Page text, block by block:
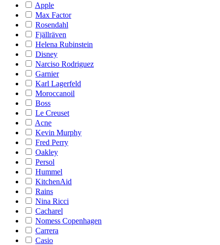
Apple
Max Factor
Rosendahl
Fjällräven
Helena Rubinstein
Disney
Narciso Rodriguez
Garnier
Karl Lagerfeld
Moroccanoil
Boss
Le Creuset
Acne
Kevin Murphy
Fred Perry
Oakley
Persol
Hummel
KitchenAid
Rains
Nina Ricci
Cacharel
Nomess Copenhagen
Carrera
Casio